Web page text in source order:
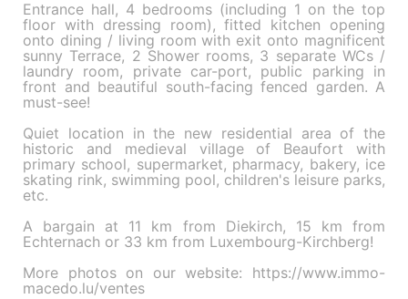
Entrance hall, 4 bedrooms (including 1 on the top
floor with dressing room), fitted kitchen opening
onto dining / living room with exit onto magnificent
sunny Terrace, 2 Shower rooms, 3 separate WCs /
laundry room, private car-port, public parking in
front and beautiful south-facing fenced garden. A
must-see!
Quiet location in the new residential area of ​​the
historic and medieval village of Beaufort with
primary school, supermarket, pharmacy, bakery, ice
skating rink, swimming pool, children's leisure parks,
etc.
A bargain at 11 km from Diekirch, 15 km from
Echternach or 33 km from Luxembourg-Kirchberg!
More photos on our website: https://www.immo-
macedo.lu/ventes